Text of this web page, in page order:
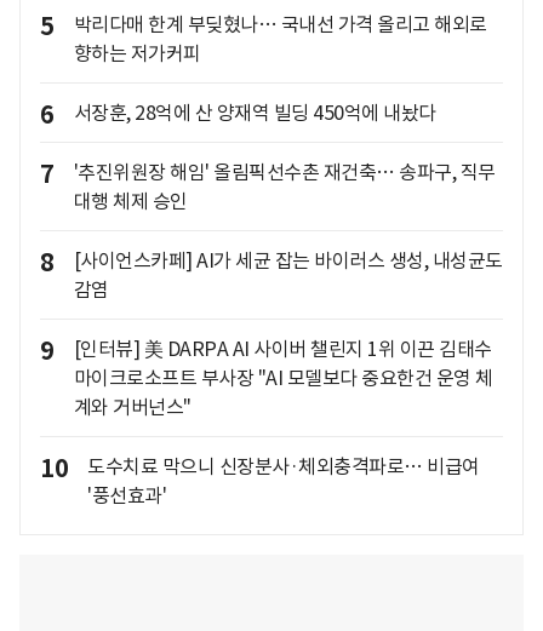
5
박리다매 한계 부딪혔나… 국내선 가격 올리고 해외로
향하는 저가커피
6 서장훈, 28억에 산 양재역 빌딩 450억에 내놨다
7
'추진위원장 해임' 올림픽선수촌 재건축… 송파구, 직무
대행 체제 승인
8
[사이언스카페] AI가 세균 잡는 바이러스 생성, 내성균도
감염
9
[인터뷰] 美 DARPA AI 사이버 챌린지 1위 이끈 김태수
마이크로소프트 부사장 "AI 모델보다 중요한건 운영 체
계와 거버넌스"
10
도수치료 막으니 신장분사·체외충격파로… 비급여
'풍선효과'